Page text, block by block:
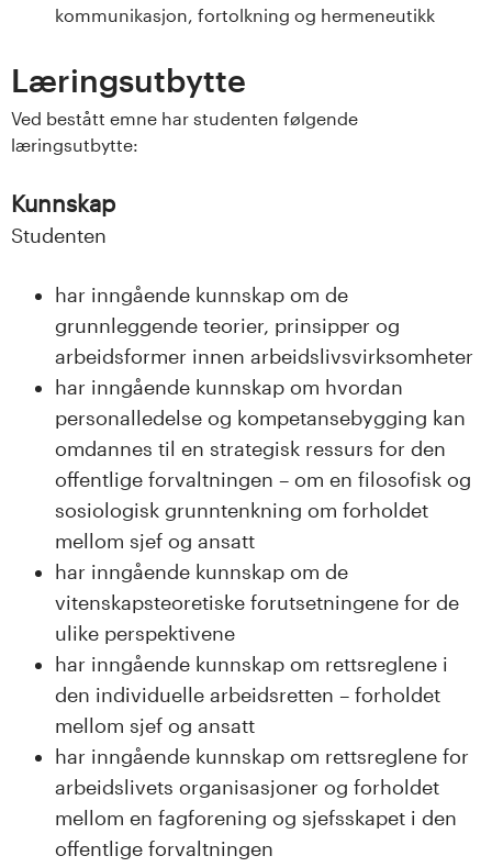
a
d
kommunikasjon, fortolkning og hermeneutikk
Læringsutbytte
Ved bestått emne har studenten følgende
læringsutbytte:
Kunnskap
Studenten
har inngående kunnskap om de
grunnleggende teorier, prinsipper og
arbeidsformer innen arbeidslivsvirksomheter
har inngående kunnskap om hvordan
personalledelse og kompetansebygging kan
omdannes til en strategisk ressurs for den
offentlige forvaltningen – om en filosofisk og
sosiologisk grunntenkning om forholdet
mellom sjef og ansatt
har inngående kunnskap om de
vitenskapsteoretiske forutsetningene for de
ulike perspektivene
har inngående kunnskap om rettsreglene i
den individuelle arbeidsretten – forholdet
mellom sjef og ansatt
har inngående kunnskap om rettsreglene for
arbeidslivets organisasjoner og forholdet
mellom en fagforening og sjefsskapet i den
offentlige forvaltningen